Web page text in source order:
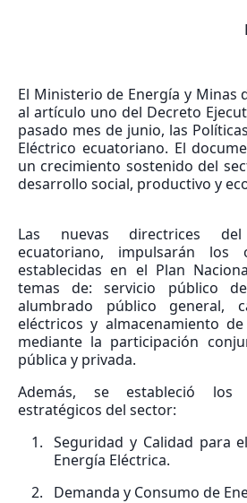
El Ministerio de Energía y Minas
al artículo uno del Decreto
pasado mes de junio, las
Eléctrico ecuatoriano. El
un crecimiento sostenido del
desarrollo social, productivo y
Las nuevas directrices
ecuatoriano, impulsarán los
establecidas en el Plan
temas de: servicio público
alumbrado público general,
eléctricos y almacenamiento
mediante la participación
pública y privada.
Además, se estableció los
estratégicos del sector:
Seguridad y Calidad para
Energía Eléctrica.
Demanda y Consumo de